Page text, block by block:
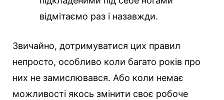
відмітаємо раз і назавжди.
Звичайно, дотримуватися цих правил
непросто, особливо коли багато років про
них не замислювався. Або коли немає
можливості якось змінити своє робоче